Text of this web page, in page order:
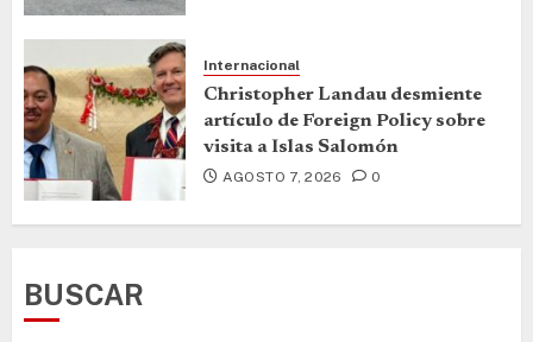
Internacional
Christopher Landau desmiente
artículo de Foreign Policy sobre
visita a Islas Salomón
AGOSTO 7, 2026 0
BUSCAR